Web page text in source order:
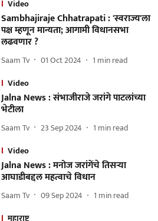
Video
Sambhajiraje Chhatrapati : 'स्वराज्य'ला
पक्ष म्हणून मान्यता; आगामी विधानसभा
लढवणार ?
Saam Tv 01 Oct 2024 1 min read
Video
Jalna News : संभाजीराजे जरांगे पाटलांच्या
भेटीला
Saam Tv 23 Sep 2024 1 min read
Video
Jalna News : मनोज जरांगेंचे तिसऱ्या
आघाडीबद्दल महत्वाचे विधान
Saam Tv 09 Sep 2024 1 min read